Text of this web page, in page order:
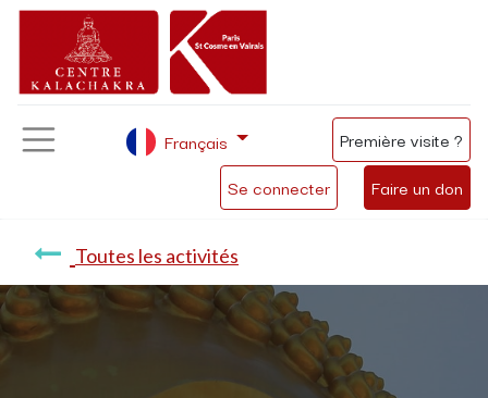
Se connecter Faire un don
Français Première visite ?
Toutes les activités